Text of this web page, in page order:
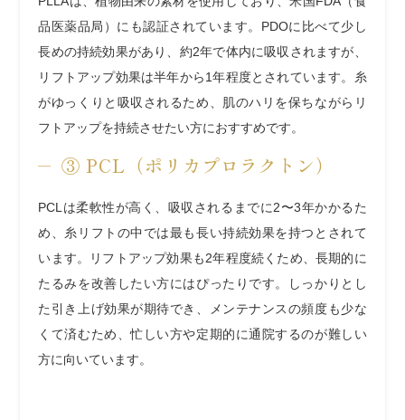
品医薬品局）にも認証されています。PDOに比べて少し
長めの持続効果があり、約2年で体内に吸収されますが、
リフトアップ効果は半年から1年程度とされています。糸
がゆっくりと吸収されるため、肌のハリを保ちながらリ
フトアップを持続させたい方におすすめです。
③ PCL（ポリカプロラクトン）
PCLは柔軟性が高く、吸収されるまでに2〜3年かかるた
め、糸リフトの中では最も長い持続効果を持つとされて
います。リフトアップ効果も2年程度続くため、長期的に
たるみを改善したい方にはぴったりです。しっかりとし
た引き上げ効果が期待でき、メンテナンスの頻度も少な
くて済むため、忙しい方や定期的に通院するのが難しい
方に向いています。